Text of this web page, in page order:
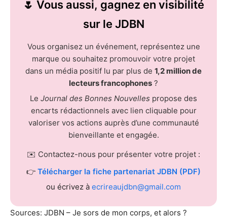
🌷 Vous aussi, gagnez en visibilité
sur le JDBN
Vous organisez un événement, représentez une
marque ou souhaitez promouvoir votre projet
dans un média positif lu par plus de 1,2 million de
lecteurs francophones ?
Le Journal des Bonnes Nouvelles propose des
encarts rédactionnels avec lien cliquable pour
valoriser vos actions auprès d’une communauté
bienveillante et engagée.
✉️ Contactez-nous pour présenter votre projet :
👉 Télécharger la fiche partenariat JDBN (PDF)
ou écrivez à ecrireaujdbn@gmail.com
Sources: JDBN – Je sors de mon corps, et alors ?